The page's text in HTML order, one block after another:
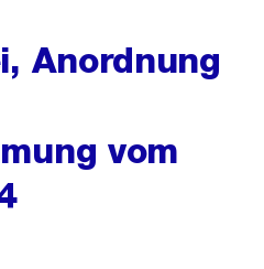
Anordnung
vom